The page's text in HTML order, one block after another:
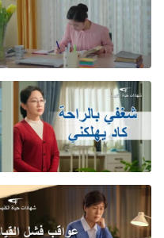
تخصُّصات العمل أو الإشراف
مجموعات مختلفة في
قائمة، وما إذا كان مشرف
الإخوة والأخوات عن
واحدٍ يتعرَّض للتعطيل من
إذا كان أيّ شخصٍ موهوب
أو النبذ من الآخرين، وما
يتعرَّض للتنمُّر، وما إذا كان